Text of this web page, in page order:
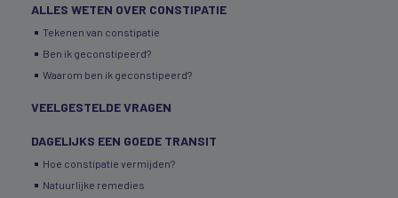
ALLES WETEN OVER CONSTIPATIE
Tekenen van constipatie
Ben ik geconstipeerd?
Waarom ben ik geconstipeerd?
VEELGESTELDE VRAGEN
DAGELIJKS EEN GOEDE TRANSIT
Hoe constipatie vermijden?
Natuurlijke remedies